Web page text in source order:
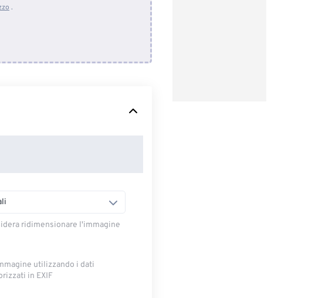
.
ridimensionare l'immagine
utilizzando i dati
in EXIF